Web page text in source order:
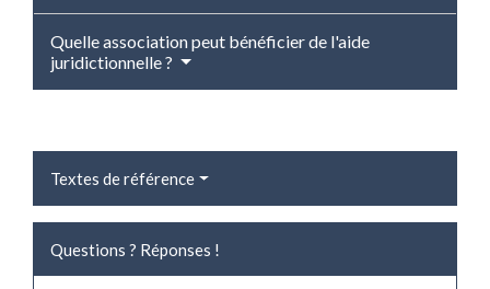
Quelle association peut bénéficier de l'aide
juridictionnelle ?
Textes de référence
Questions ? Réponses !